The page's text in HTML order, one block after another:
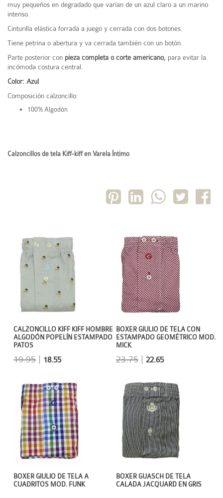
muy pequeños en degradado que varían de un azul claro a un marino
intenso.
Cinturilla elástica forrada a juego y cerrada con dos botones.
Tiene petrina o abertura y va cerrada también con un botón.
Parte posterior con pieza completa o corte americano, para evitar la
incómoda costura central.
Color: Azul
Composición calzoncillo:
100% Algodón
Calzoncillos de tela Kiff-kiff en Varela Íntimo
BOXER GIULIO DE TELA CON
ESTAMPADO GEOMÉTRICO MOD.
MICK
23.75| 22.65
CALZONCILLO KIFF KIFF HOMBRE
ALGODÓN POPELÍN ESTAMPADO
PATOS
19.95 18.55
BOXER GUASCH DE TELA
CALADA JACQUARD EN GRIS
BOXER GIULIO DE TELA A
CUADRITOS MOD. FUNK